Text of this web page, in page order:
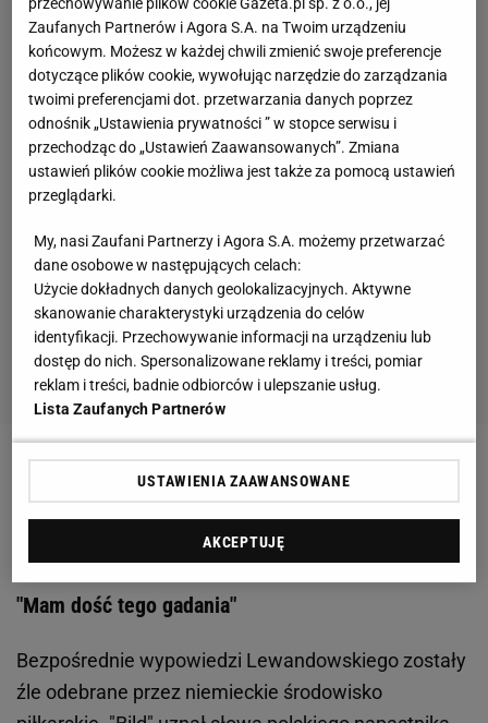
Zobacz wideoRozwód Lewandowskiego z
Bayernem? "Można to było zrobić z większą klasą"
Markus Babbel uderza w Roberta Lewandowskiego.
"Mam dość tego gadania"
Bezpośrednie wypowiedzi Lewandowskiego zostały
źle odebrane przez niemieckie środowisko
Zaufanych Partnerów i Agora S.A. na Twoim urządzeniu
końcowym. Możesz w każdej chwili zmienić swoje preferencje
dotyczące plików cookie, wywołując narzędzie do zarządzania
twoimi preferencjami dot. przetwarzania danych poprzez
odnośnik „Ustawienia prywatności ” w stopce serwisu i
przechodząc do „Ustawień Zaawansowanych”. Zmiana
ustawień plików cookie możliwa jest także za pomocą ustawień
przeglądarki.
My, nasi Zaufani Partnerzy i Agora S.A. możemy przetwarzać
dane osobowe w następujących celach:
Użycie dokładnych danych geolokalizacyjnych. Aktywne
skanowanie charakterystyki urządzenia do celów
identyfikacji. Przechowywanie informacji na urządzeniu lub
dostęp do nich. Spersonalizowane reklamy i treści, pomiar
reklam i treści, badnie odbiorców i ulepszanie usług.
Lista Zaufanych Partnerów
USTAWIENIA ZAAWANSOWANE
AKCEPTUJĘ